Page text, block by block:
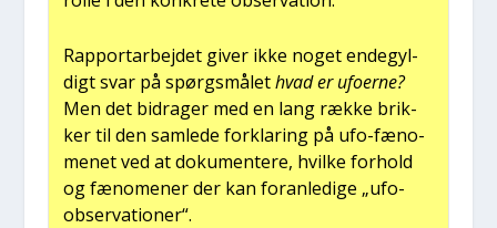
Rap­port­ar­bej­det giver ikke noget ende­gyl­
digt svar på spørgs­må­lethvad er ufo­er­ne?
Men det bidra­ger med en lang ræk­ke brik­
ker til den sam­le­de for­kla­ring på ufo-fæno­
me­net ved at doku­men­te­re, hvil­ke for­hold
og fæno­me­ner der kan for­an­le­di­ge „ufo-
obser­va­tio­ner“.